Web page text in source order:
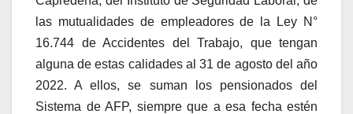
las mutualidades de empleadores de la Ley N°
16.744 de Accidentes del Trabajo, que tengan
alguna de estas calidades al 31 de agosto del año
2022. A ellos, se suman los pensionados del
Sistema de AFP, siempre que a esa fecha estén